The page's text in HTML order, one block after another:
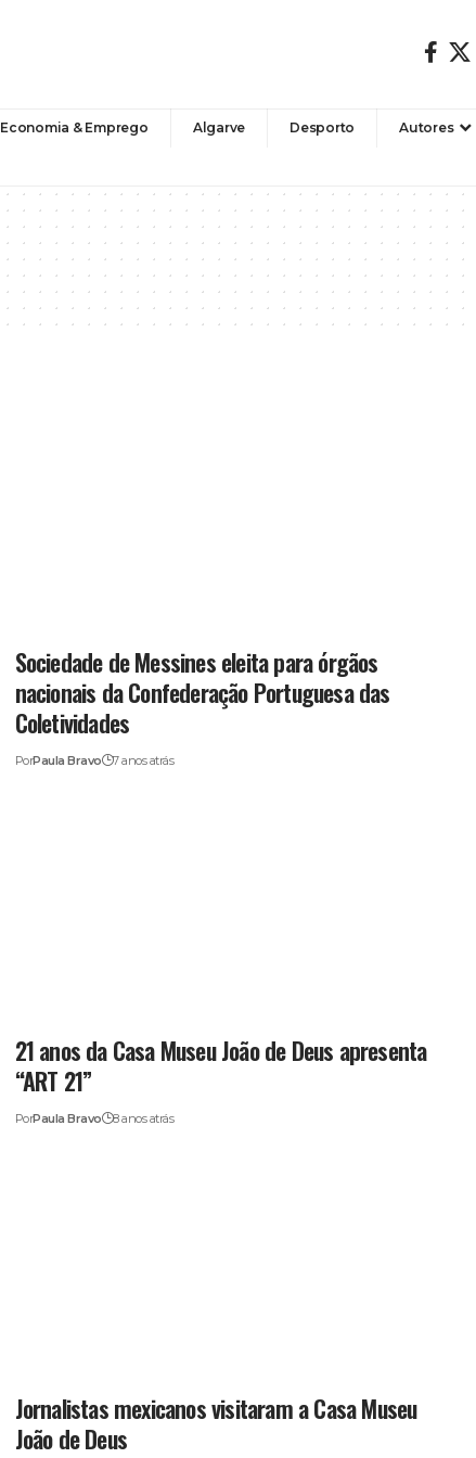
Economia & Emprego Algarve Desporto Autores
Sociedade de Messines eleita para órgãos
nacionais da Confederação Portuguesa das
Coletividades
PorPaula Bravo 7 anos atrás
21 anos da Casa Museu João de Deus apresenta
“ART 21”
PorPaula Bravo 8 anos atrás
Jornalistas mexicanos visitaram a Casa Museu
João de Deus